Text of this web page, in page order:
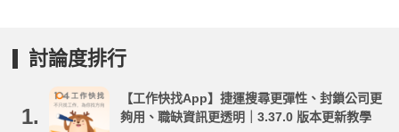
討論度排行
1.
【工作快找App】捷運搜尋更彈性、封鎖公司更
夠用、職缺資訊更透明｜3.37.0 版本更新教學